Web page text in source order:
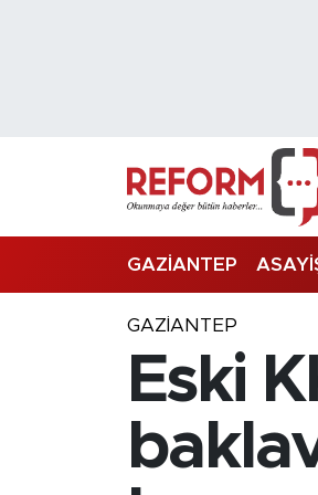
GAZİANTEP
GAZIANTEP
Eski
Trafik Durumu
Süper Lig Puan Durumu ve
Son Dakika Haberleri
Haber Arşivi